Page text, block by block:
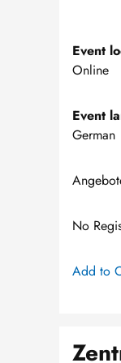
Event
Online
Event
German
No
Add to